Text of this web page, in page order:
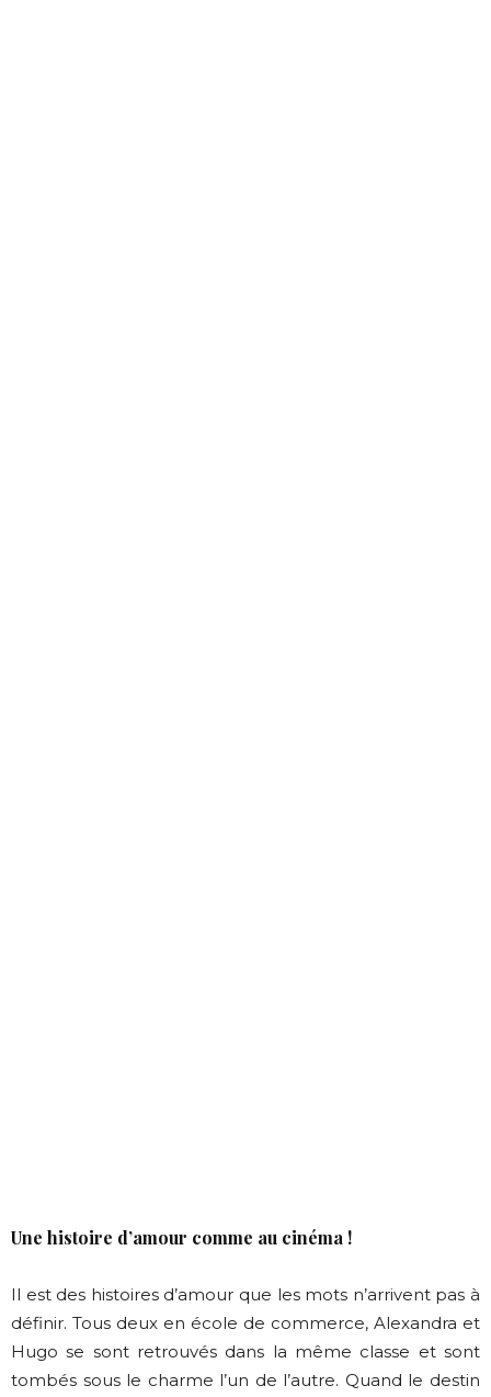
Une histoire d’amour comme au cinéma !
Il est des histoires d’amour que les mots n’arrivent pas à
définir. Tous deux en école de commerce, Alexandra et
Hugo se sont retrouvés dans la même classe et sont
tombés sous le charme l’un de l’autre. Quand le destin